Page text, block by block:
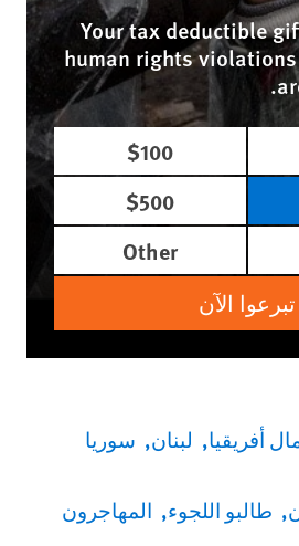
Your tax deductible
human rights
$100
$500
Other
تبرعوا الآن
أفريقيا
لبنان سوريا
طالبو اللجوء المهاجرون